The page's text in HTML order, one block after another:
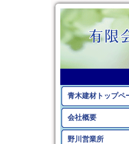
青木建材トップペ
会社概要
野川営業所